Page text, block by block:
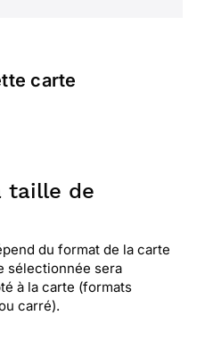
carte
taille de
du format de la carte
sélectionnée sera
à la carte (formats
carré).